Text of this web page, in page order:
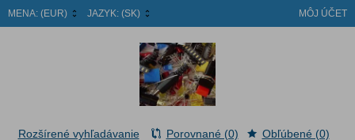
MENA: (EUR) JAZYK: (SK) MÔJ ÚČET
Rozšírené vyhľadávanie Porovnané (0) Obľúbené (0)